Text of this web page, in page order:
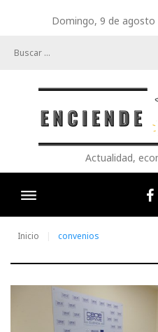
Domingo, 9 de agosto
Actualidad,
Inicio convenios
Etiqueta:
convenios